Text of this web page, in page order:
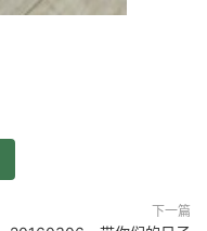
下一篇